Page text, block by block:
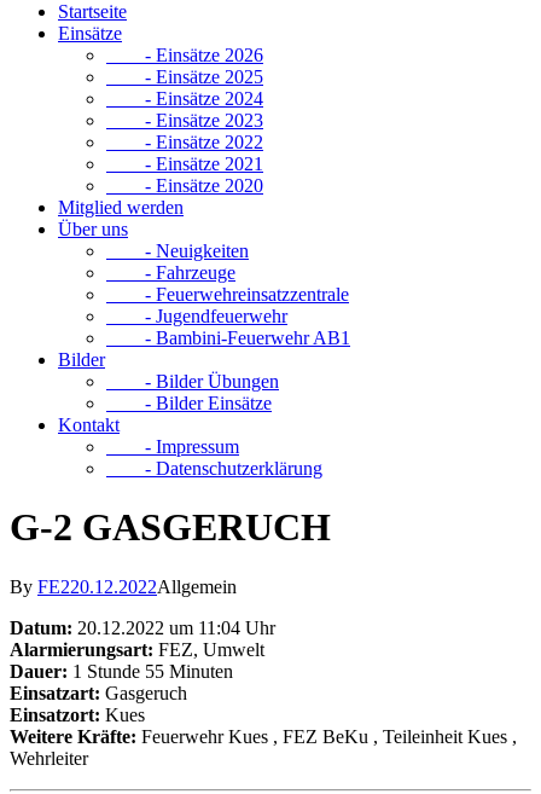
Startseite
Einsätze
- Einsätze 2026
- Einsätze 2025
- Einsätze 2024
- Einsätze 2023
- Einsätze 2022
- Einsätze 2021
- Einsätze 2020
Mitglied werden
Über uns
- Neuigkeiten
- Fahrzeuge
- Feuerwehreinsatzzentrale
- Jugendfeuerwehr
- Bambini-Feuerwehr AB1
Bilder
- Bilder Übungen
- Bilder Einsätze
Kontakt
- Impressum
- Datenschutzerklärung
G-2 GASGERUCH
By FE220.12.2022Allgemein
Datum: 20.12.2022 um 11:04 Uhr
Alarmierungsart: FEZ, Umwelt
Dauer: 1 Stunde 55 Minuten
Einsatzart: Gasgeruch
Einsatzort: Kues
Weitere Kräfte: Feuerwehr Kues , FEZ BeKu , Teileinheit Kues ,
Wehrleiter